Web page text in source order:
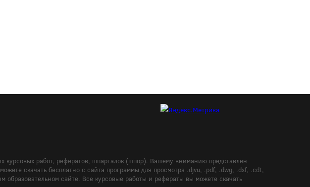
работ, рефератов, шпаргалок (шпор). Вашему вниманию представлен
скачать бесплатно с сайта программы для просмотра .djvu, .pdf, .dwg, .dxf, .cdt,
сайте. Все курсовые работы и рефераты вы можете скачать